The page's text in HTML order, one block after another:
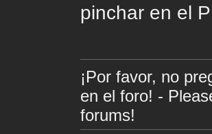
pinchar en el
¡Por favor, no
en el foro! -
forums!